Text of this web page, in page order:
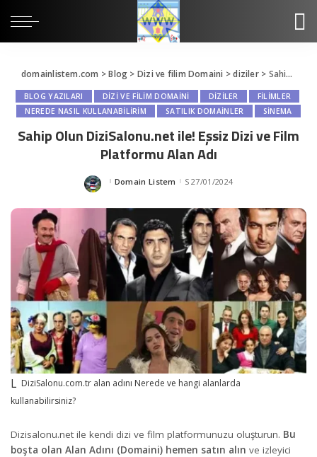
domainlistem.com >Blog > Dizi ve filim Domaini >diziler> Sahip Olun DiziSalonu.net ile! Eşsiz Dizi ve Film Platformu Alan Adı
BLOG YAZILARI DIZI VE FILIM DOMAINI DIZILER
FILIMLER
NEREDE NASIL KULLANABILIRIM
SATILIK DOMAİNLER SINEMA
Sahip Olun DiziSalonu.net ile! Eşsiz Dizi ve Film
Platformu Alan Adı
Posted
Domain Listem 27/01/2024
DiziSalonu.com.tr alan adını Nerede ve hangi alanlarda
kullanabilirsiniz?
Dizisalonu.net ile kendi dizi ve film platformunuzu oluşturun. Bu
boşta olan Alan Adını (Domaini) hemen satın alın ve izleyici